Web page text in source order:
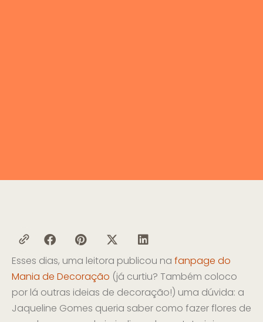
Esses dias, uma leitora publicou na fanpage do
Mania de Decoração (já curtiu? Também coloco
por lá outras ideias de decoração!) uma dúvida: a
Jaqueline Gomes queria saber como fazer flores de